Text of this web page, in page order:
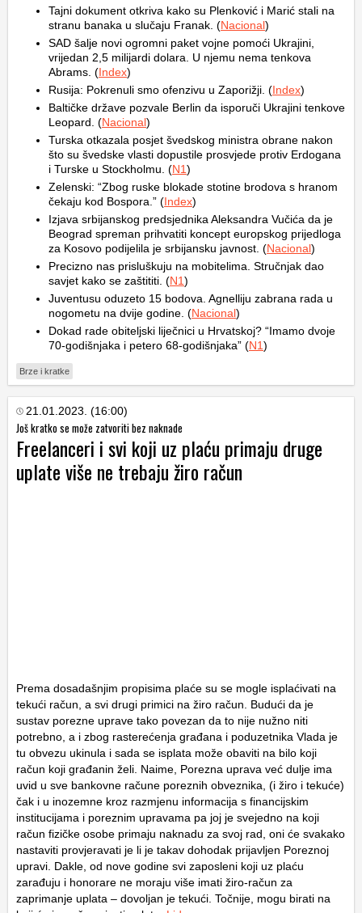
Tajni dokument otkriva kako su Plenković i Marić stali na
stranu banaka u slučaju Franak. (Nacional)
SAD šalje novi ogromni paket vojne pomoći Ukrajini,
vrijedan 2,5 milijardi dolara. U njemu nema tenkova
Abrams. (Index)
Rusija: Pokrenuli smo ofenzivu u Zaporižji. (Index)
Baltičke države pozvale Berlin da isporuči Ukrajini tenkove
Leopard. (Nacional)
Turska otkazala posjet švedskog ministra obrane nakon
što su švedske vlasti dopustile prosvjede protiv Erdogana
i Turske u Stockholmu. (N1)
Zelenski: “Zbog ruske blokade stotine brodova s hranom
čekaju kod Bospora.” (Index)
Izjava srbijanskog predsjednika Aleksandra Vučića da je
Beograd spreman prihvatiti koncept europskog prijedloga
za Kosovo podijelila je srbijansku javnost. (Nacional)
Precizno nas prisluškuju na mobitelima. Stručnjak dao
savjet kako se zaštititi. (N1)
Juventusu oduzeto 15 bodova. Agnelliju zabrana rada u
nogometu na dvije godine. (Nacional)
Dokad rade obiteljski liječnici u Hrvatskoj? “Imamo dvoje
70-godišnjaka i petero 68-godišnjaka” (N1)
Brze i kratke
21.01.2023. (16:00)
Još kratko se može zatvoriti bez naknade
Freelanceri i svi koji uz plaću primaju druge
uplate više ne trebaju žiro račun
Prema dosadašnjim propisima plaće su se mogle isplaćivati na
tekući račun, a svi drugi primici na žiro račun. Budući da je
sustav porezne uprave tako povezan da to nije nužno niti
potrebno, a i zbog rasterećenja građana i poduzetnika Vlada je
tu obvezu ukinula i sada se isplata može obaviti na bilo koji
račun koji građanin želi. Naime, Porezna uprava već dulje ima
uvid u sve bankovne račune poreznih obveznika, (i žiro i tekuće)
čak i u inozemne kroz razmjenu informacija s financijskim
institucijama i poreznim upravama pa joj je svejedno na koji
račun fizičke osobe primaju naknadu za svoj rad, oni će svakako
nastaviti provjeravati je li je takav dohodak prijavljen Poreznoj
upravi. Dakle, od nove godine svi zaposleni koji uz plaću
zarađuju i honorare ne moraju više imati žiro-račun za
zaprimanje uplata – dovoljan je tekući. Točnije, mogu birati na